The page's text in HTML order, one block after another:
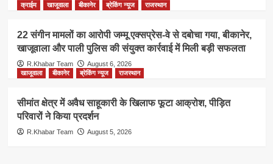
क्राईम
खाजूवाला बीकानेर ब्रेकिंग न्यूज राजस्थान
22 संगीन मामलों का आरोपी जम्मू एक्सप्रेस-वे से दबोचा गया, बीकानेर,
खाजूवाला और पाली पुलिस की संयुक्त कार्रवाई में मिली बड़ी सफलता
R.Khabar Team
August 6, 2026
खाजूवाला
बीकानेर ब्रेकिंग न्यूज राजस्थान
सीमांत क्षेत्र में अवैध साहूकारी के खिलाफ फूटा आक्रोश, पीड़ित
परिवारों ने किया प्रदर्शन
R.Khabar Team August 5, 2026